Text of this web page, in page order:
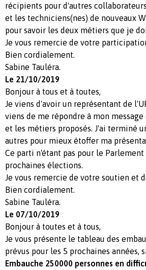
récipients pour d'autres
et les techniciens(nes) de nouveaux
pour savoir les deux métiers que je
Je vous remercie de votre
Bien cordialement.
Sabine Tauléra.
Le 21/10/2019
Bonjour à tous et à toutes,
Je viens d'avoir un représentant de
viens de me répondre à mon
et les métiers proposés. J'ai terminé
autres pour mieux étoffer ma
Ce parti n'étant pas pour le
prochaines élections.
Je vous remercie de votre soutien et
Bien cordialement.
Sabine Tauléra.
Le 07/10/2019
Bonjour à toutes et à tous,
Je vous présente le tableau des
prévus pour les 5 prochaines années,
Embauche 250000 personnes en